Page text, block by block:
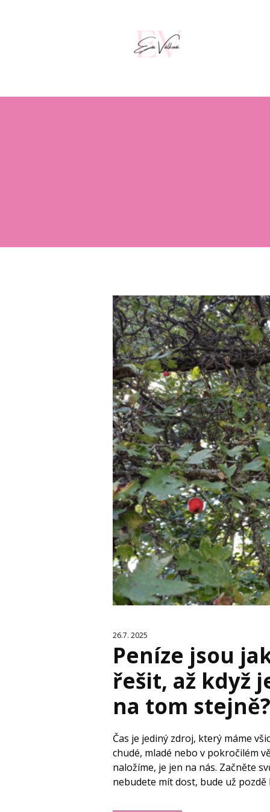
26.7. 2025
Peníze jsou
řešit, až když
na tom stejně?
Čas je jediný zdroj, který máme
chudé, mladé nebo v pokročilém
naložíme, je jen na nás. Začněte
nebudete mít dost, bude už